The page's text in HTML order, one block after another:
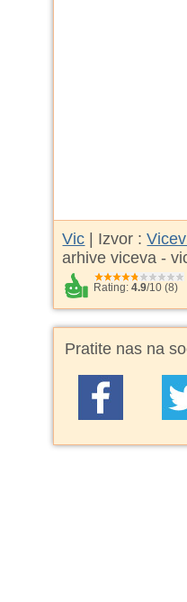
Vic | Izvor :
arhive viceva -
Rating:4.9/10 (8)
Pratite nas na